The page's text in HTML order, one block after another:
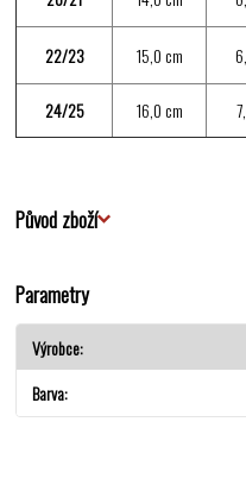
22/23 15,0 cm
24/25 16,0 cm
Původ zboží
Parametry
Výrobce
Barva